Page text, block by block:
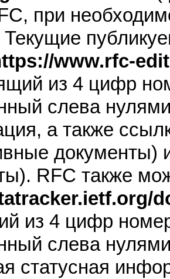
при
Текущие
www.rfc-
из 4 цифр
слева
а также
документы)
RFC также
из 4 цифр
слева
статусная